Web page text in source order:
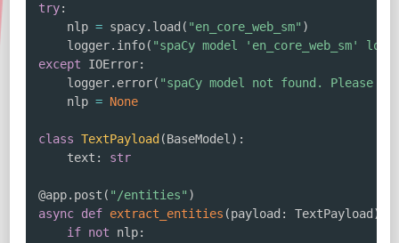
try:
    nlp
= spacy. load ( "en_core_web_sm" )
    logger
. info( "spaCy model 'en_core_web_sm'
except IOError:
    logger
. error( "spaCy model not found. Please
    nlp
= None
class TextPayload (BaseModel ) :
    text
: str
@app. post ( "/entities" )
async def extract_entities (payload : TextPayload )
if not nlp: